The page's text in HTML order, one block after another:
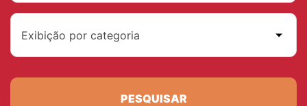
Exibição por categoria
PESQUISAR